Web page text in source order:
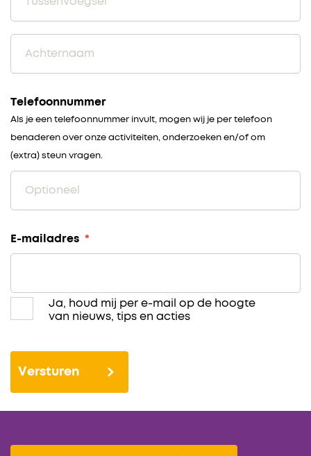
Telefoonnummer
Als je een telefoonnummer invult, mogen wij je per telefoon
benaderen over onze activiteiten, onderzoeken en/of om
(extra) steun vragen.
E-mailadres *
(nieuwsbrief
ontvangen)
Ja, houd mij per e-mail op de hoogte
van nieuws, tips en acties